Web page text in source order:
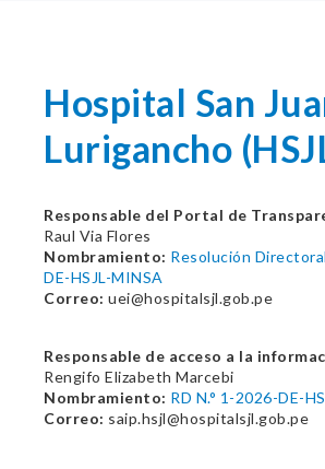
Hospital San
Lurigancho
Responsable del Portal de
Raul Via Flores
Nombramiento: Resolución
DE-HSJL-MINSA
Correo: uei@hospitalsjl.gob.pe
Responsable de acceso a la
Rengifo Elizabeth Marcebi
Nombramiento: RD N.° 1-2026-DE-
Correo: saip.hsjl@hospitalsjl.gob.pe